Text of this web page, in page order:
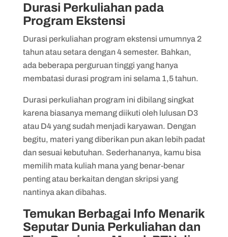
Durasi Perkuliahan pada
Program Ekstensi
Durasi perkuliahan program ekstensi umumnya 2
tahun atau setara dengan 4 semester. Bahkan,
ada beberapa perguruan tinggi yang hanya
membatasi durasi program ini selama 1,5 tahun.
Durasi perkuliahan program ini dibilang singkat
karena biasanya memang diikuti oleh lulusan D3
atau D4 yang sudah menjadi karyawan. Dengan
begitu, materi yang diberikan pun akan lebih padat
dan sesuai kebutuhan. Sederhananya, kamu bisa
memilih mata kuliah mana yang benar-benar
penting atau berkaitan dengan skripsi yang
nantinya akan dibahas.
Temukan Berbagai Info Menarik
Seputar Dunia Perkuliahan dan